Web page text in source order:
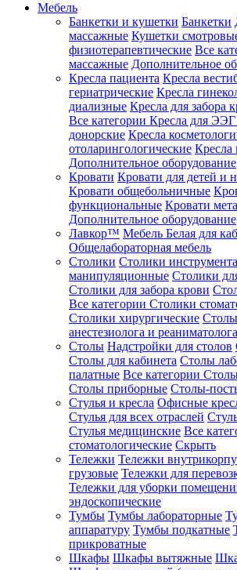
Мебель
Банкетки и кушетки Банкетки
массажные Кушетки
физиотерапевтические Все
массажные Дополнительное
Кресла пациента Кресла
гериатрические Кресла
диализные Кресла для забора
Все категории Кресла для
донорские Кресла
отоларингологические Кресла
Дополнительное оборудование
Кровати Кровати для детей и
Кровати общебольничные
функциональные Кровати
Дополнительное оборудование
Лавкор™ Мебель Белая для
Общелабораторная мебель
Столики Столики
манипуляционные Столики
Столики для забора крови
Все категории Столики
Столики хирургические
анестезиолога и реаниматолога
Столы Надстройки для столов
Столы для кабинета Столы
палатные Все категории
Столы приборные Столы-
Стулья и кресла Офисные
Стулья для всех отраслей
Стулья медицинские Все
стоматологические Скрыть
Тележки Тележки
грузовые Тележки для
Тележки для уборки
эндоскопические
Тумбы Тумбы лабораторные
аппаратуру Тумбы подкатные
прикроватные
Шкафы Шкафы вытяжные